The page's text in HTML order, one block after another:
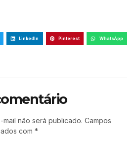
LinkedIn Pinterest WhatsApp
não será publicado. Campos
com *